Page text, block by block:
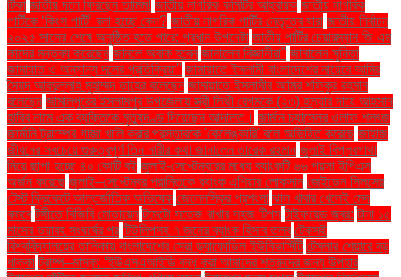
টিকা জাতীয় দলে ফিরছেন তামিম! জাতীয় নাগরিক কমিটির আহ্বায়ক জাতীয় নাগরিক
পার্টিকে ‘কিংস পার্টি’ বলা হচ্ছে কেন? জাতীয় নাগরিক পার্টির নেতৃত্বে যারা জাতীয় নির্বাচন
২০২৫ সালের শেষে অনুষ্ঠিত হতে পারে: প্রধান উপদেষ্টা জাতীয় পার্টির চেয়ারম্যান জি এম
কাদের মন্তব্য করেছেন জানলে অবাক হবেন জানালেন বিজ্ঞানীরা" জানালেন সুনিতা
জামায়াত ও অন্যান্য দলের প্রতিক্রিয়া'' জামায়াতে ইসলামী বাংলাদেশের নায়েবে আমির
সৈয়দ আবদুল্লাহ মুহাম্মদ তাহের বলেছেন জামায়াতে ইসলামীর আমির শফিকুর রহমান
বলেছেন জামালপুরের ইসলামপুর উপজেলায় স্ত্রী তিথী বেগমকে (২৩) হত্যার দায়ে আহসান
হাবিব নামে এক ব্যক্তিকে মৃত্যুদণ্ড দিয়েছেন আদালত। জার্মান চ্যান্সেলর ওলাফ শলৎজ
জার্মানি ট্রাম্পের গাজা খালি করার প্রস্তাবকে 'কেলেঙ্কারি' বলে অভিহিত করেছে জাহাজ
জীবনের সবচেয়ে গুরুত্বপূর্ণ তিন নারীর কথা জানালেন তারেক রহমান জুলাই বিপ্লবগাথা
নিয়ে ছাপা হচ্ছে ৪০ কোটি বই জুলাই-সেপ্টেম্বরের মধ্যে ব্যাংকটি ৬৬ পয়সা ইপিএস
অর্জন করেছে জুলাই–সেপ্টেম্বর প্রান্তিকে ব্যাংক এশিয়ার লোকসান জেইডেন সিলসের
টেস্ট ক্রিকেটে আন্তর্জাতিক অভিষেক জেলেনস্কির প্রশংসা ঝাল খাবার খেলেই মেদ
কমবে টঙ্গীতে বিজিবি মোতায়েন টমেটো সতেজ রাখার সহজ টিপস টাইফয়েড জ্বর: টানা ১৫
মাসের ভয়াবহ সংঘর্ষের পর টিউলিপসহ ৭ জনের ব্যাংক হিসাব তলব টেকসই
বিশ্ববিদ্যালয়ের তালিকায় বাংলাদেশের সেরা ড্যাফোডিল ইউনিভার্সিটি টেসলার শেয়ারে বড়
ধাক্কা ট্রাম্প–মাস্ক: ‘ইউএসএআইডি বন্ধ করা আমাদের শত্রুদের জন্য উপহার